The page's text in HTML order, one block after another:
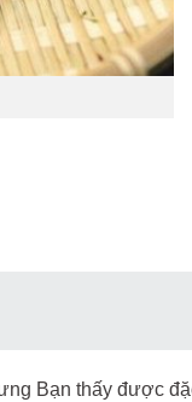
Bạn thấy được